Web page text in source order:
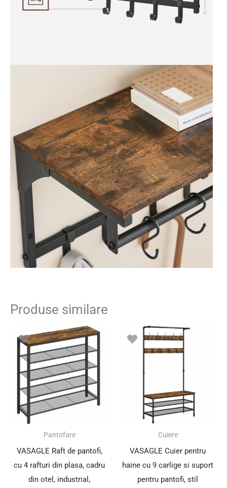
Produse similare
Pantofare
VASAGLE Raft de pantofi,
cu 4 rafturi din plasa, cadru
din otel, industrial,
Cuiere
VASAGLE Cuier pentru
haine cu 9 carlige si suport
pentru pantofi, stil